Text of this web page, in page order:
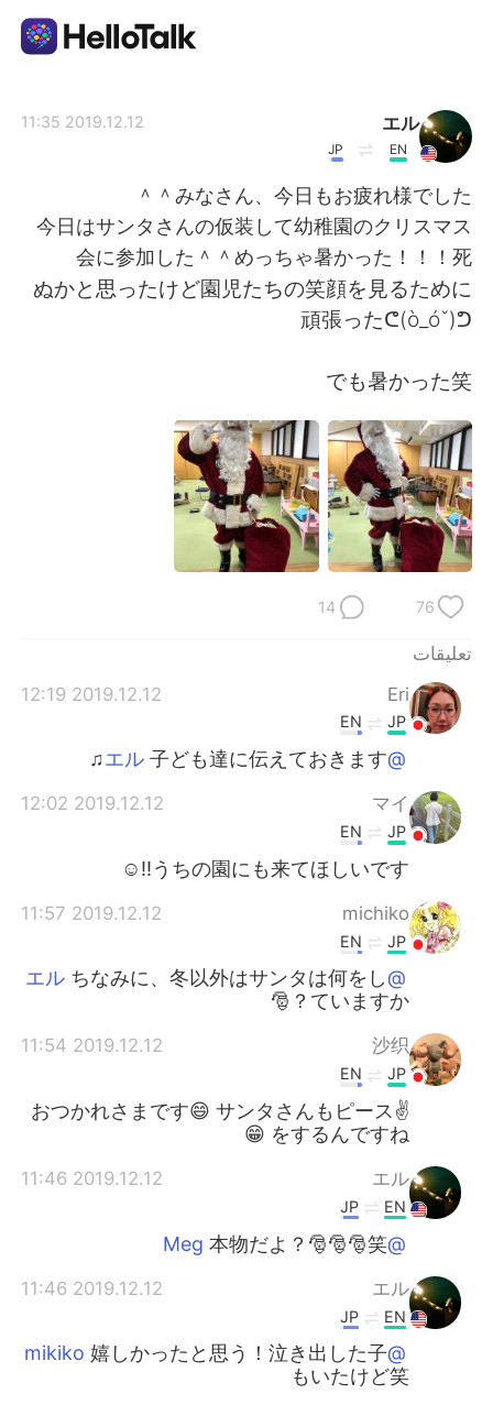
العربية
Deutsch
한국어
ไทย
エル
EN
JP
2019.12.12 11:35
みなさん、今日もお疲れ様でした＾＾
今日はサンタさんの仮装して幼稚園のクリスマス
会に参加した＾＾めっちゃ暑かった！！！死
ぬかと思ったけど園児たちの笑顔を見るために
頑張ったᕦ(ò_óˇ)ᕤ
でも暑かった笑
76
14
تعليقات
Eri
2019.12.12 12:19
JP
EN
@エル
子ども達に伝えておきます♫
マイ
2019.12.12 12:02
JP
EN
うちの園にも来てほしいです‼☺
michiko
2019.12.12 11:57
JP
EN
@エル
ちなみに、冬以外はサンタは何をし
ていますか？🎅
沙织
2019.12.12 11:54
JP
EN
おつかれさまです😄 サンタさんもピース✌️
をするんですね 😁
エル
2019.12.12 11:46
EN
JP
@Meg
本物だよ？🎅🎅🎅笑
エル
2019.12.12 11:46
EN
JP
@mikiko
嬉しかったと思う！泣き出した子
もいたけど笑